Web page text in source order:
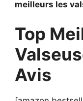
meilleurs les
Top
Avis